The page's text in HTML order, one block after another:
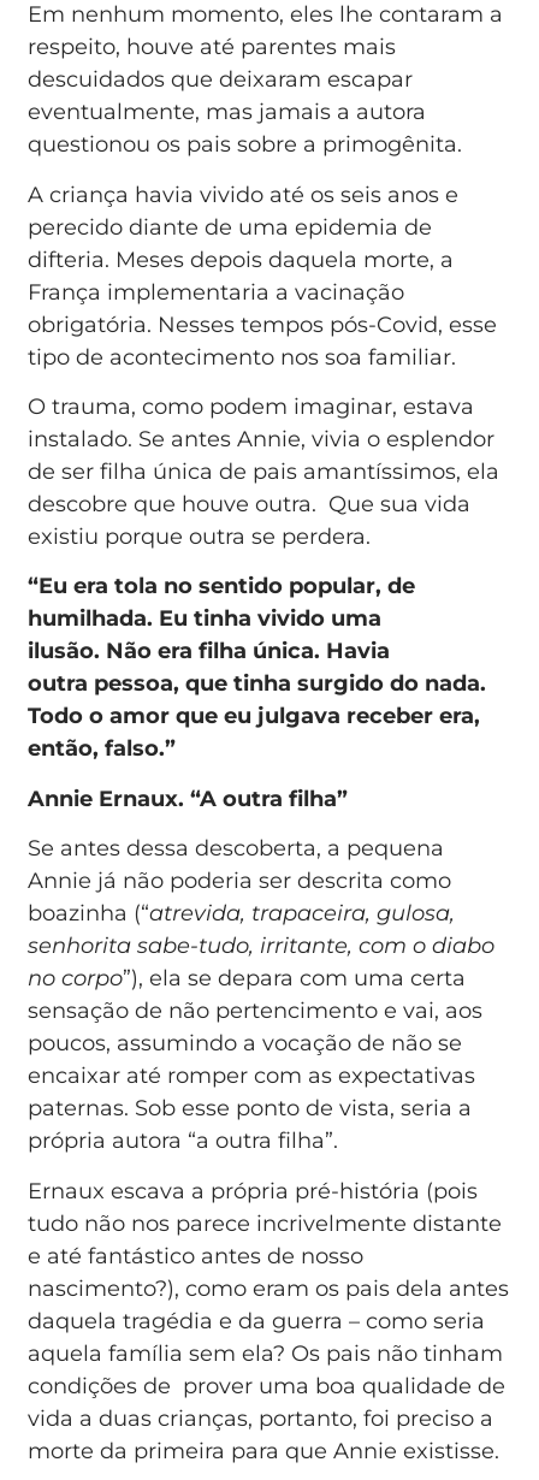
Em nenhum momento, eles lhe contaram a
respeito, houve até parentes mais
descuidados que deixaram escapar
eventualmente, mas jamais a autora
questionou os pais sobre a primogênita.
A criança havia vivido até os seis anos e
perecido diante de uma epidemia de
difteria. Meses depois daquela morte, a
França implementaria a vacinação
obrigatória. Nesses tempos pós-Covid, esse
tipo de acontecimento nos soa familiar.
O trauma, como podem imaginar, estava
instalado. Se antes Annie, vivia o esplendor
de ser filha única de pais amantíssimos, ela
descobre que houve outra. Que sua vida
existiu porque outra se perdera.
“Eu era tola no sentido popular, de
humilhada. Eu tinha vivido uma
ilusão. Não era filha única. Havia
outra pessoa, que tinha surgido do nada.
Todo o amor que eu julgava receber era,
então, falso.”
Annie Ernaux. “A outra filha”
Se antes dessa descoberta, a pequena
Annie já não poderia ser descrita como
boazinha (“atrevida, trapaceira, gulosa,
senhorita sabe-tudo, irritante, com o diabo
no corpo”), ela se depara com uma certa
sensação de não pertencimento e vai, aos
poucos, assumindo a vocação de não se
encaixar até romper com as expectativas
paternas. Sob esse ponto de vista, seria a
própria autora “a outra filha”.
Ernaux escava a própria pré-história (pois
tudo não nos parece incrivelmente distante
e até fantástico antes de nosso
nascimento?), como eram os pais dela antes
daquela tragédia e da guerra – como seria
aquela família sem ela? Os pais não tinham
condições de prover uma boa qualidade de
vida a duas crianças, portanto, foi preciso a
morte da primeira para que Annie existisse.